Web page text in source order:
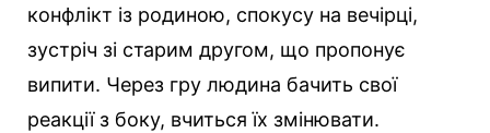
конфлікт із родиною, спокусу на вечірці,
зустріч зі старим другом, що пропонує
випити. Через гру людина бачить свої
реакції з боку, вчиться їх змінювати.